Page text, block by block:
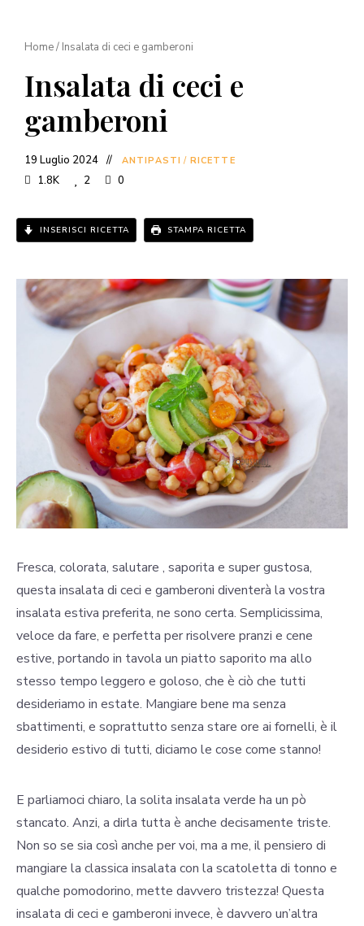
Home/ Insalata di ceci e gamberoni
Insalata di ceci e
gamberoni
19 Luglio 2024 ANTIPASTI / RICETTE
1.8K 2 0
INSERISCI RICETTA STAMPA RICETTA
Fresca, colorata, salutare , saporita e super gustosa,
questa insalata di ceci e gamberoni diventerà la vostra
insalata estiva preferita, ne sono certa. Semplicissima,
veloce da fare, e perfetta per risolvere pranzi e cene
estive, portando in tavola un piatto saporito ma allo
stesso tempo leggero e goloso, che è ciò che tutti
desideriamo in estate. Mangiare bene ma senza
sbattimenti, e soprattutto senza stare ore ai fornelli, è il
desiderio estivo di tutti, diciamo le cose come stanno!
E parliamoci chiaro, la solita insalata verde ha un pò
stancato. Anzi, a dirla tutta è anche decisamente triste.
Non so se sia così anche per voi, ma a me, il pensiero di
mangiare la classica insalata con la scatoletta di tonno e
qualche pomodorino, mette davvero tristezza! Questa
insalata di ceci e gamberoni invece, è davvero un’altra